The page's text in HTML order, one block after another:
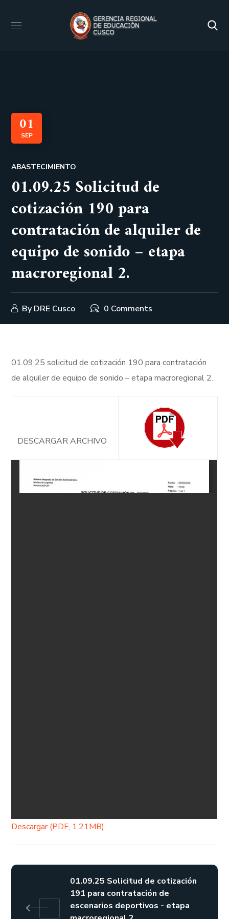
01
SEP
ABASTECIMIENTO
01.09.25 Solicitud de
cotización 190 para
contratación de alquiler de
equipo de sonido – etapa
macroregional 2.
By DRE Cusco 0 Comments
01.09.25 solicitud de cotización 190 para contratación
de alquiler de equipo de sonido – etapa macroregional 2.
DESCARGAR ARCHIVO
Descargar (PDF, 1.21MB)
01.09.25 Solicitud de cotización
191 para contratación de
escenarios deportivos - etapa